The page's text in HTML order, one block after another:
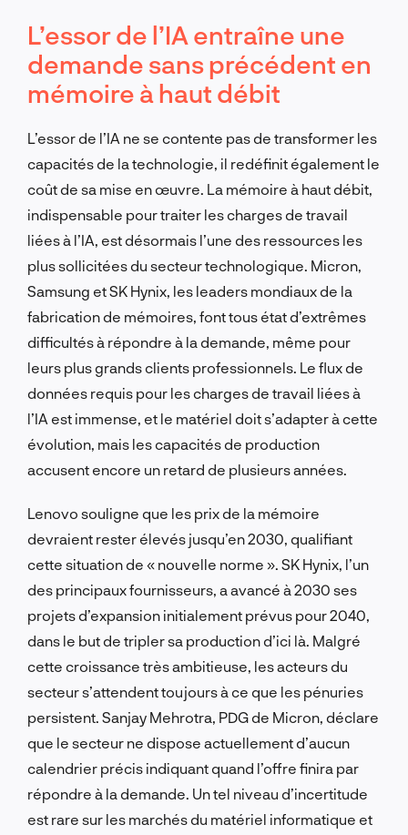
L’essor de l’IA entraîne une
demande sans précédent en
mémoire à haut débit
L’essor de l’IA ne se contente pas de transformer les
capacités de la technologie, il redéfinit également le
coût de sa mise en œuvre. La mémoire à haut débit,
indispensable pour traiter les charges de travail
liées à l’IA, est désormais l’une des ressources les
plus sollicitées du secteur technologique. Micron,
Samsung et SK Hynix, les leaders mondiaux de la
fabrication de mémoires, font tous état d’extrêmes
difficultés à répondre à la demande, même pour
leurs plus grands clients professionnels. Le flux de
données requis pour les charges de travail liées à
l’IA est immense, et le matériel doit s’adapter à cette
évolution, mais les capacités de production
accusent encore un retard de plusieurs années.
Lenovo souligne que les prix de la mémoire
devraient rester élevés jusqu’en 2030, qualifiant
cette situation de « nouvelle norme ». SK Hynix, l’un
des principaux fournisseurs, a avancé à 2030 ses
projets d’expansion initialement prévus pour 2040,
dans le but de tripler sa production d’ici là. Malgré
cette croissance très ambitieuse, les acteurs du
secteur s’attendent toujours à ce que les pénuries
persistent. Sanjay Mehrotra, PDG de Micron, déclare
que le secteur ne dispose actuellement d’aucun
calendrier précis indiquant quand l’offre finira par
répondre à la demande. Un tel niveau d’incertitude
est rare sur les marchés du matériel informatique et